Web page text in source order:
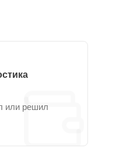
или решил